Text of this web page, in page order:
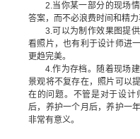
2.当你某一部分的现场
答案，而不必浪费时间和精力
3.可以为制作效果图提
看照片，也有利于设计师进
更趋完美。
4.作为存档。随着现场
景观将不复存在，照片可以
在的问题。不管是对于设计
后，养护一个月后，养护一
非常有意义。